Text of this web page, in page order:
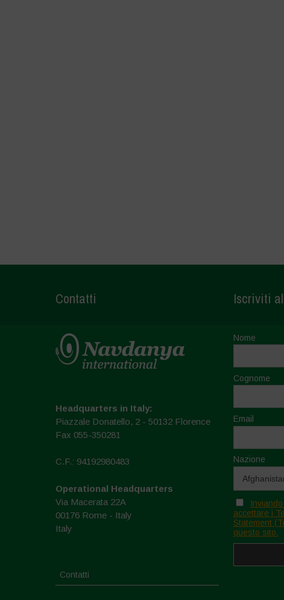
Contatti
Headquarters in Italy:
Piazzale Donatello, 2 - 50132 Florence
Fax 055-350281
C.F.: 94192980483
Operational Headquarters
Via Macerata 22A
00176 Rome - Italy
Italy
Contatti
Iscriviti
Nome
Cognome
Email
Nazione
accettare i
Statement
questo sito.